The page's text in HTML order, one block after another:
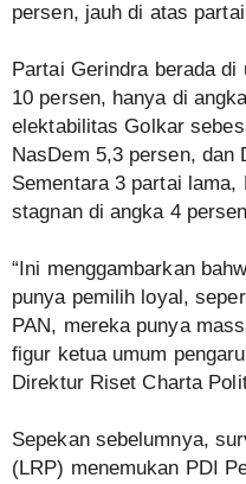
persen, jauh di atas
Partai Gerindra berada
10 persen, hanya di
elektabilitas Golkar
NasDem 5,3 persen, dan
Sementara 3 partai lama,
stagnan di angka 4
“Ini menggambarkan
punya pemilih loyal,
PAN, mereka punya
figur ketua umum
Direktur Riset Charta
Sepekan sebelumnya,
(LRP) menemukan PDI